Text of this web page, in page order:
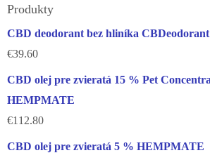
Produkty
CBD deodorant bez hliníka
€39.60
CBD olej pre zvieratá 15 % Pet
HEMPMATE
€112.80
CBD olej pre zvieratá 5 % HEMPMATE